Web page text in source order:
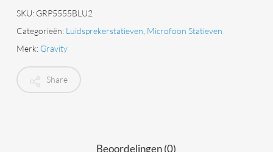
SKU: GRP5555BLU2
Categorieën: Luidsprekerstatieven, Microfoon Statieven
Merk: Gravity
Share
Beoordelingen (0)